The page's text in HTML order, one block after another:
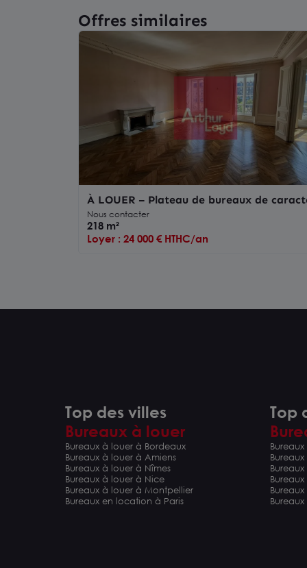
Offres similaires
À LOUER – Plateau de bureaux de
– 218 m² – Place de Jaude, Clermont-
Nous contacter
218 m²
Loyer : 24 000 € HTHC/an
Top des villes
Bureaux à louer
Bureaux à louer à Bordeaux
Bureaux à louer à Amiens
Bureaux à louer à Nîmes
Bureaux à louer à Nice
Bureaux à louer à Montpellier
Bureaux en location à Paris
Top